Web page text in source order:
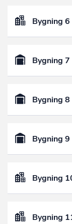
Bygning
Bygning
Bygning
Bygning
Bygning
Bygning